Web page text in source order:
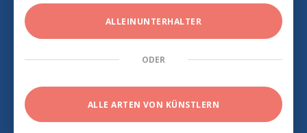
ALLEINUNTERHALTER
ODER
ALLE ARTEN VON KÜNSTLERN